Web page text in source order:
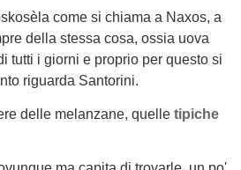
come si chiama a Naxos, a
della stessa cosa, ossia uova
tutti i giorni e proprio per questo si
riguarda Santorini.
delle melanzane, quelle tipiche